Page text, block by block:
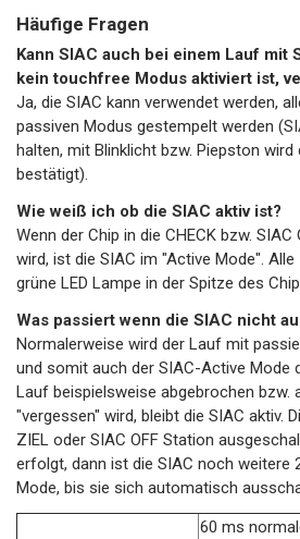
Häufige Fragen
Kann SIAC auch bei einem Lauf mit
kein touchfree Modus aktiviert ist,
Ja, die SIAC kann verwendet werden,
passiven Modus gestempelt werden
halten, mit Blinklicht bzw. Piepston wird
bestätigt).
Wie weiß ich ob die SIAC aktiv ist?
Wenn der Chip in die CHECK bzw.
wird, ist die SIAC im "Active Mode". Alle
grüne LED Lampe in der Spitze des
Was passiert wenn die SIAC nicht
Normalerweise wird der Lauf mit
und somit auch der SIAC-Active Mode
Lauf beispielsweise abgebrochen bzw.
"vergessen" wird, bleibt die SIAC aktiv.
ZIEL oder SIAC OFF Station
erfolgt, dann ist die SIAC noch weitere
Mode, bis sie sich automatisch
60 ms